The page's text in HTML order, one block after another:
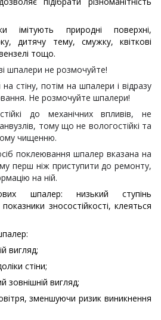
природні поверхні,
дитячу тему, смужку, квіткові
тощо.
шпалери не розмочуйте!
стіну, потім на шпалери і відразу
Не розмочуйте шпалери!
до механічних впливів, не
тому що не вологостійкі та
чищенню.
поклеювання шпалер вказана на
перш ніж приступити до ремонту,
на ній.
шпалер: низький ступінь
показники зносостійкості, клеяться
вигляд;
стіни;
зовнішній вигляд;
зменшуючи ризик виникнення